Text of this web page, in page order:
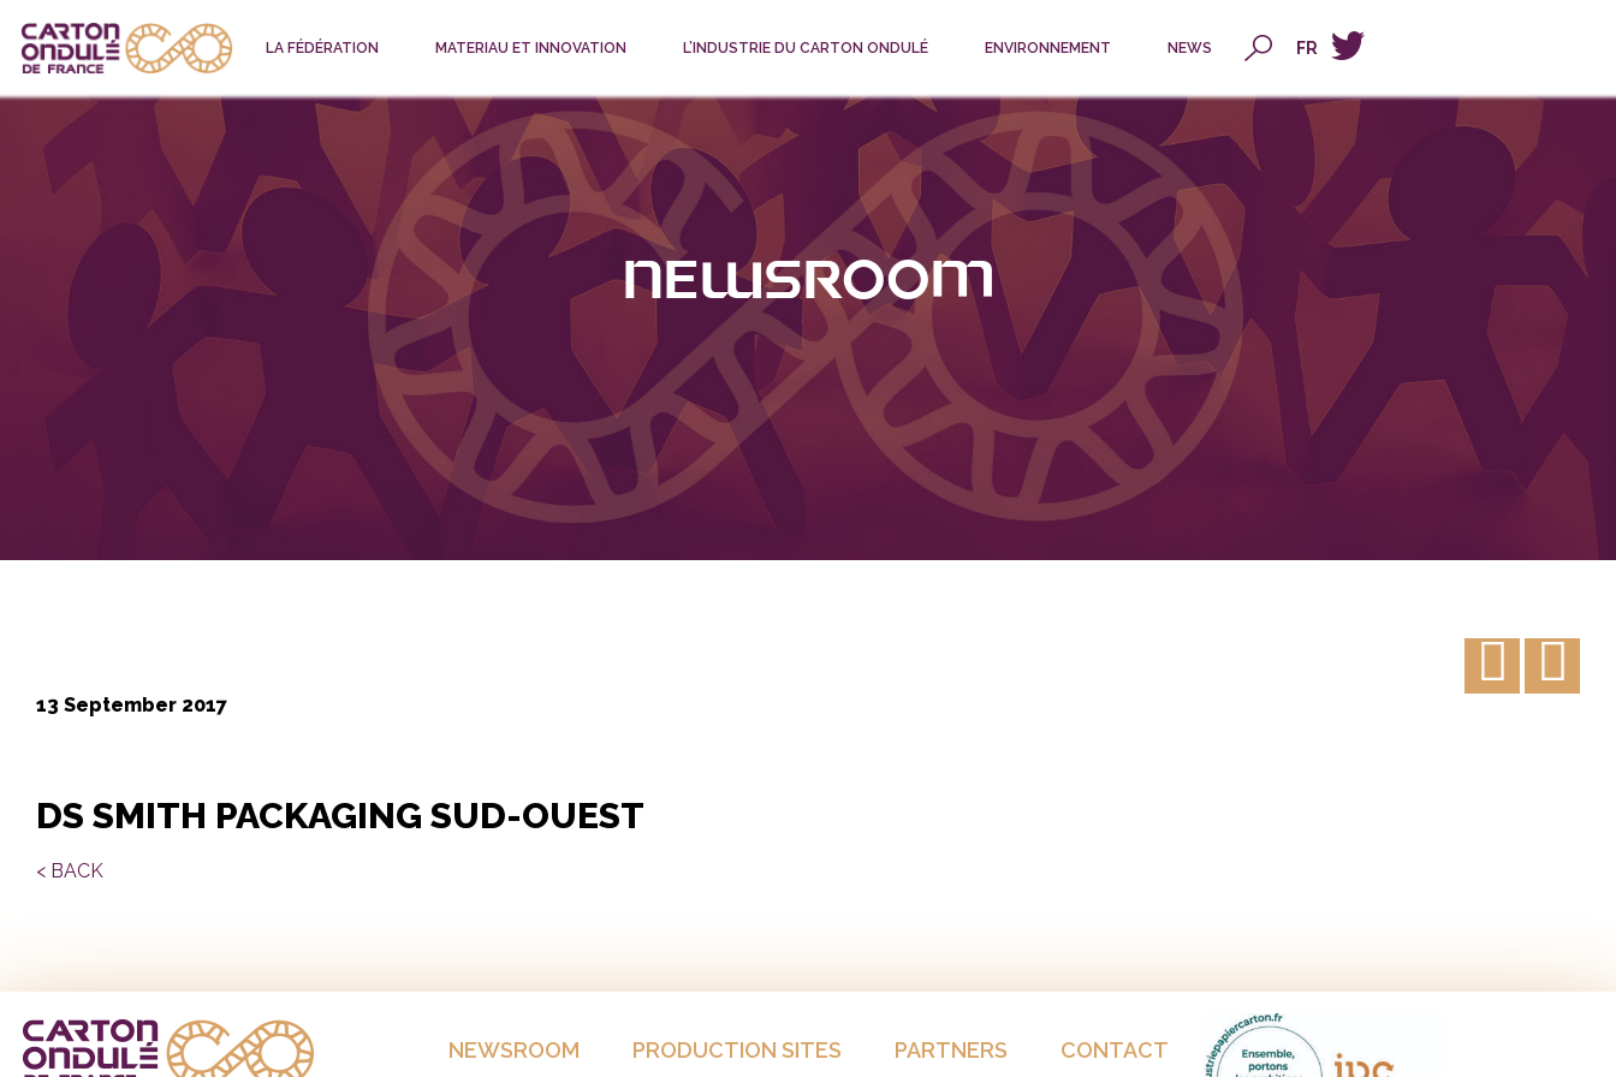
LA FÉDÉRATION MATERIAU ET INNOVATION L’INDUSTRIE DU CARTON ONDULÉ ENVIRONNEMENT NEWS FR
Newsroom
13 September 2017
DS SMITH PACKAGING SUD-OUEST
< BACK
NEWSROOM PRODUCTION SITES PARTNERS CONTACT